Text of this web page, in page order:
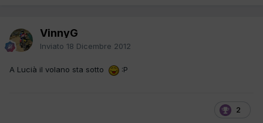
VinnyG
Inviato 18 Dicembre 2012
A Lucià il volano sta sotto :P
2